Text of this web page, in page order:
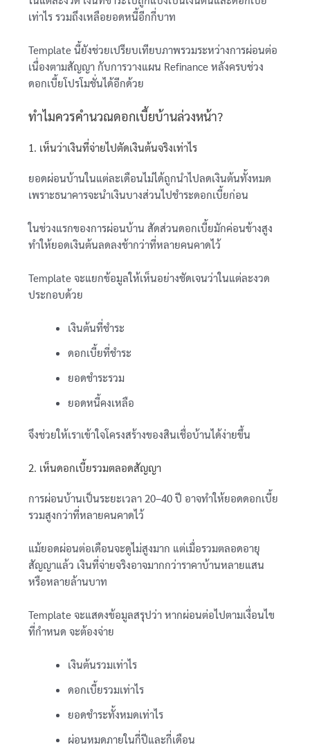
เท่าไร รวมถึงเหลือยอดหนี้อีกกี่บาท
Template นี้ยังช่วยเปรียบเทียบภาพรวมระหว่างการผ่อนต่อ
เนื่องตามสัญญา กับการวางแผน Refinance หลังครบช่วง
ดอกเบี้ยโปรโมชั่นได้อีกด้วย
ทำไมควรคำนวณดอกเบี้ยบ้านล่วงหน้า?
1. เห็นว่าเงินที่จ่ายไปตัดเงินต้นจริงเท่าไร
ยอดผ่อนบ้านในแต่ละเดือนไม่ได้ถูกนำไปลดเงินต้นทั้งหมด
เพราะธนาคารจะนำเงินบางส่วนไปชำระดอกเบี้ยก่อน
ในช่วงแรกของการผ่อนบ้าน สัดส่วนดอกเบี้ยมักค่อนข้างสูง
ทำให้ยอดเงินต้นลดลงช้ากว่าที่หลายคนคาดไว้
Template จะแยกข้อมูลให้เห็นอย่างชัดเจนว่าในแต่ละงวด
ประกอบด้วย
เงินต้นที่ชำระ
ดอกเบี้ยที่ชำระ
ยอดชำระรวม
ยอดหนี้คงเหลือ
จึงช่วยให้เราเข้าใจโครงสร้างของสินเชื่อบ้านได้ง่ายขึ้น
2. เห็นดอกเบี้ยรวมตลอดสัญญา
การผ่อนบ้านเป็นระยะเวลา 20–40 ปี อาจทำให้ยอดดอกเบี้ย
รวมสูงกว่าที่หลายคนคาดไว้
แม้ยอดผ่อนต่อเดือนจะดูไม่สูงมาก แต่เมื่อรวมตลอดอายุ
สัญญาแล้ว เงินที่จ่ายจริงอาจมากกว่าราคาบ้านหลายแสน
หรือหลายล้านบาท
Template จะแสดงข้อมูลสรุปว่า หากผ่อนต่อไปตามเงื่อนไข
ที่กำหนด จะต้องจ่าย
เงินต้นรวมเท่าไร
ดอกเบี้ยรวมเท่าไร
ยอดชำระทั้งหมดเท่าไร
ผ่อนหมดภายในกี่ปีและกี่เดือน